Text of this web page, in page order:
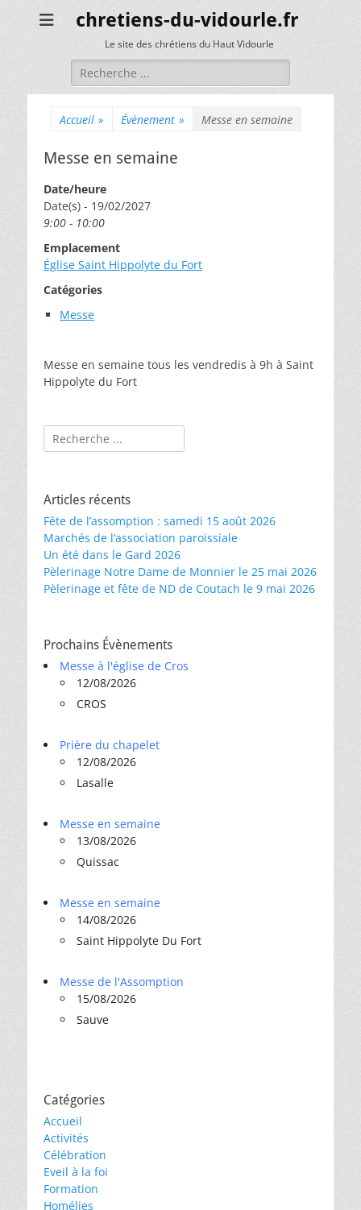
chretiens-du-vidourle.fr
Le site des chrétiens du Haut Vidourle
Rechercher :
Accueil » Évènement » Messe en semaine
Messe en semaine
Date/heure
Date(s) - 19/02/2027
9:00 - 10:00
Emplacement
Église Saint Hippolyte du Fort
Catégories
Messe
Messe en semaine tous les vendredis à 9h à Saint
Hippolyte du Fort
Rechercher :
Articles récents
Fête de l’assomption : samedi 15 août 2026
Marchés de l’association paroissiale
Un été dans le Gard 2026
Pèlerinage Notre Dame de Monnier le 25 mai 2026
Pèlerinage et fête de ND de Coutach le 9 mai 2026
Prochains Évènements
Messe à l'église de Cros
12/08/2026
CROS
Prière du chapelet
12/08/2026
Lasalle
Messe en semaine
13/08/2026
Quissac
Messe en semaine
14/08/2026
Saint Hippolyte Du Fort
Messe de l'Assomption
15/08/2026
Sauve
Catégories
Accueil
Activités
Célébration
Eveil à la foi
Formation
Homélies